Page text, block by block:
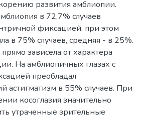
развития амблиопии.
в 72,7% случаев
фиксацией, при этом
в 75% случаев, средняя - в 25%.
зависела от характера
На амблиопичных глазах с
преобладал
астигматизм в 55% случаев. При
косоглазия значительно
утраченные зрительные